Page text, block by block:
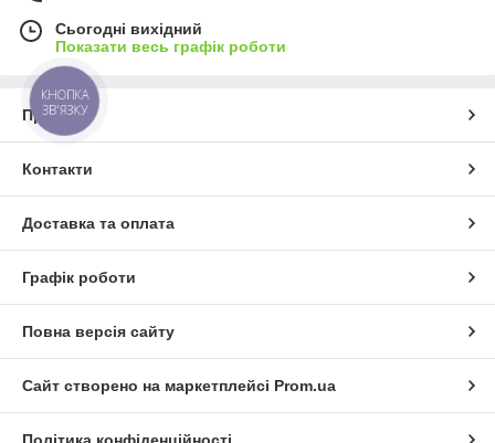
Сьогодні вихідний
Показати весь графік роботи
Про нас
Контакти
Доставка та оплата
Графік роботи
Повна версія сайту
Сайт створено на маркетплейсі Prom.ua
КНОПКА
ЗВ'ЯЗКУ